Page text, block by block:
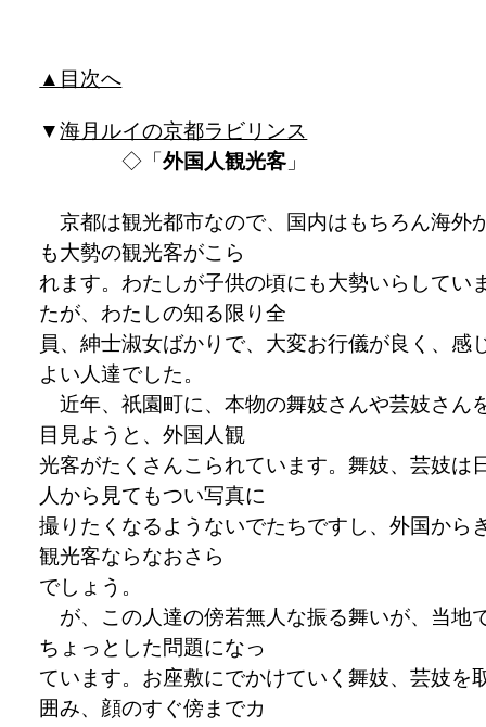
▲目次へ
▼海月ルイの京都ラビリンス
◇「外国人観光客 」
京都は観光都市なので、国内はもちろん海外
も大勢の観光客がこら
れます。わたしが子供の頃にも大勢いらしてい
たが、わたしの知る限り全
員、紳士淑女ばかりで、大変お行儀が良く、感
よい人達でした。
近年、祇園町に、本物の舞妓さんや芸妓さん
目見ようと、外国人観
光客がたくさんこられています。舞妓、芸妓は
人から見てもつい写真に
撮りたくなるようないでたちですし、外国から
観光客ならなおさら
でしょう。
が、この人達の傍若無人な振る舞いが、当地
ちょっとした問題になっ
ています。お座敷にでかけていく舞妓、芸妓を
囲み、顔のすぐ傍までカ